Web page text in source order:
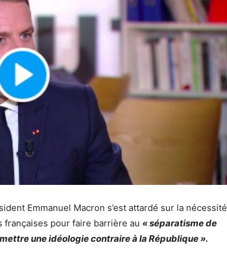
Emmanuel Macron s’est attardé sur la nécessité
françaises pour faire barrière au « séparatisme de
une idéologie contraire à la République ».